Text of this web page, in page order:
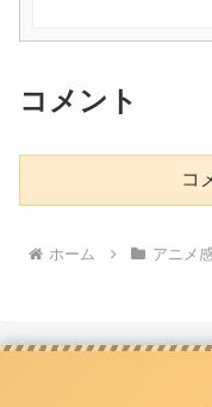
コメント
コ
ホーム アニメ